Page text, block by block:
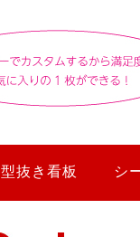
型抜き看板 シ